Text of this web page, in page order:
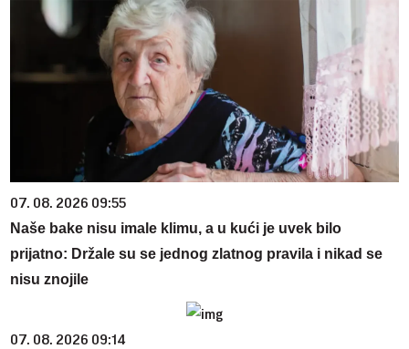
07. 08. 2026 09:55
Naše bake nisu imale klimu, a u kući je uvek bilo
prijatno: Držale su se jednog zlatnog pravila i nikad se
nisu znojile
07. 08. 2026 09:14